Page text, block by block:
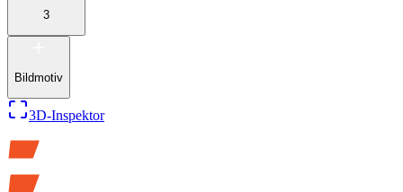
3
Bildmotiv
3D-Inspektor